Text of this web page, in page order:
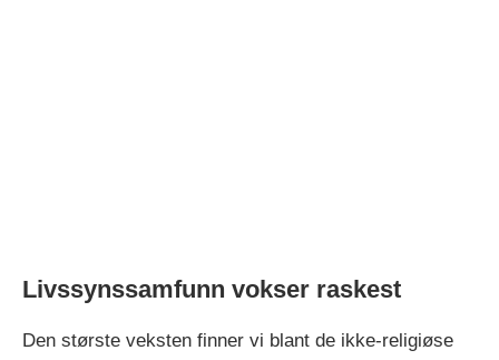
Livssynssamfunn vokser raskest
Den største veksten finner vi blant de ikke-religiøse